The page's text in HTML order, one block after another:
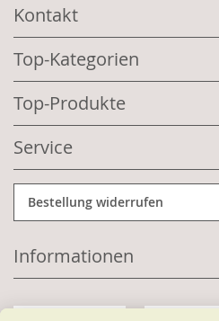
Kontakt
Top-Kategorien
Top-Produkte
Service
Bestellung widerrufen
Informationen